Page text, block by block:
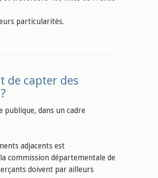
particularités.
de capter des
dans un cadre
adjacents est
commission départementale de
doivent par ailleurs